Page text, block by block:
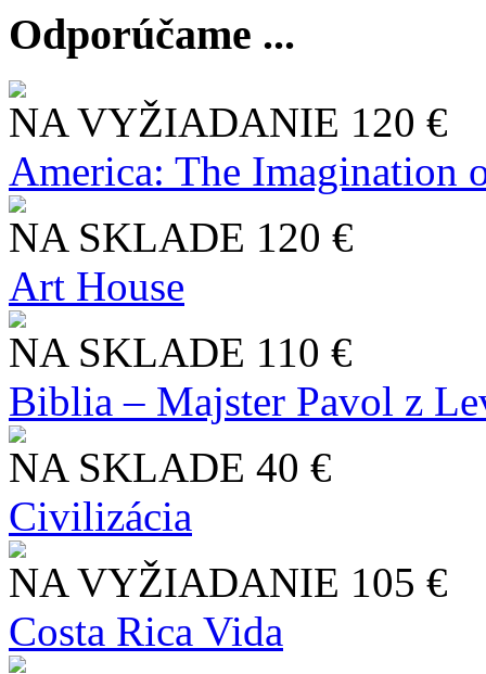
Odporúčame ...
NA VYŽIADANIE 120 €
America: The Imagination
NA SKLADE 120 €
Art House
NA SKLADE 110 €
Biblia – Majster Pavol z
NA SKLADE 40 €
Civilizácia
NA VYŽIADANIE 105 €
Costa Rica Vida